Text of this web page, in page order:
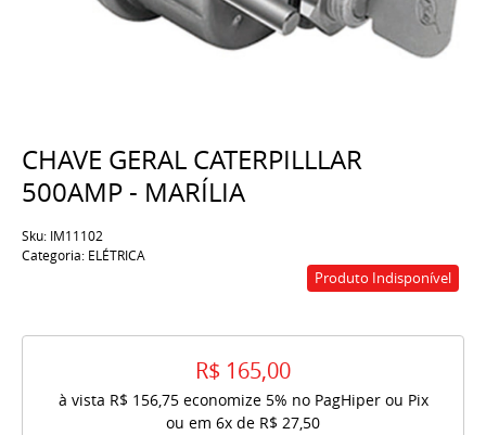
CHAVE GERAL CATERPILLLAR
500AMP - MARÍLIA
Sku: IM11102
Categoria: ELÉTRICA
Produto Indisponível
R$ 165,00
à vista R$ 156,75economize 5% no PagHiper ou Pix
ou em 6x de R$ 27,50